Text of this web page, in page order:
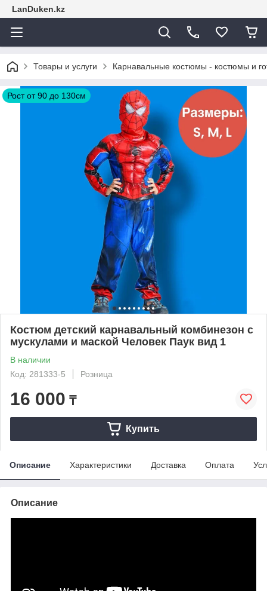
LanDuken.kz
Товары и услуги Карнавальные костюмы - костюмы и
Рост от 90 до 130см
Костюм детский карнавальный комбинезон с
мускулами и маской Человек Паук вид 1
В наличии
Код: 281333-5
Розница
16 000 ₸
Купить
Описание Характеристики Доставка Оплата
Описание